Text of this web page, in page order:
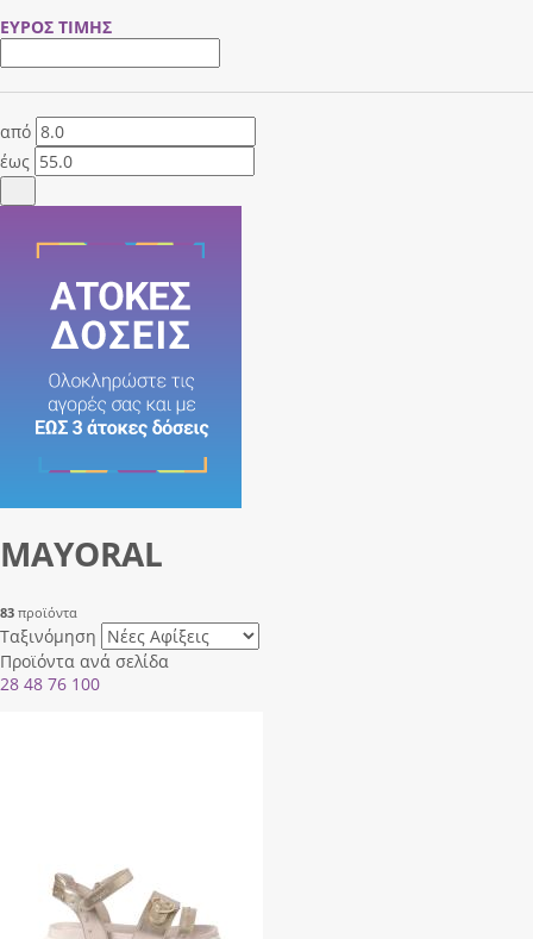
ΕΥΡΟΣ ΤΙΜΗΣ
από
έως
MAYORAL
83 προϊόντα
Ταξινόμηση
Προϊόντα ανά σελίδα
28 48 76 100